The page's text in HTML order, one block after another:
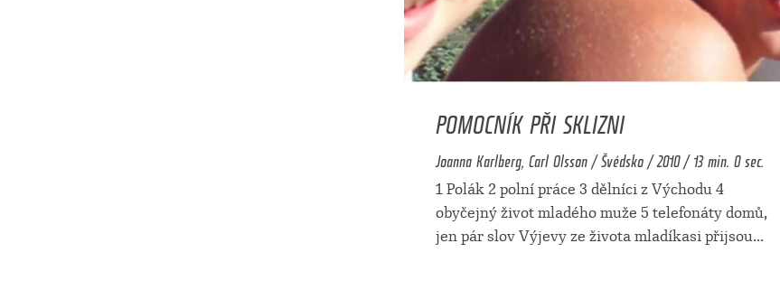
POMOCNÍK PŘI SKLIZNI
Joanna Karlberg, Carl Olsson / Švédsko / 2010 / 13 min. 0 sec.
1 Polák 2 polní práce 3 dělníci z Východu 4
obyčejný život mladého muže 5 telefonáty domů,
jen pár slov Výjevy ze života mladíkasi přijsou...